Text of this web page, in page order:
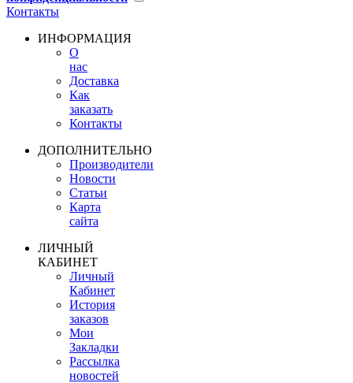
Контакты
ИНФОРМАЦИЯ
О
нас
Доставка
Как
заказать
Контакты
ДОПОЛНИТЕЛЬНО
Производители
Новости
Статьи
Карта
сайта
ЛИЧНЫЙ
КАБИНЕТ
Личный
Кабинет
История
заказов
Мои
Закладки
Рассылка
новостей